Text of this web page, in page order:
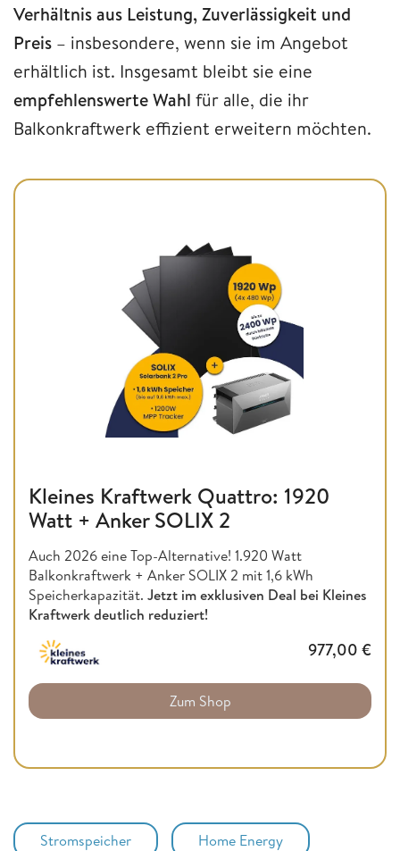
Verhältnis aus Leistung, Zuverlässigkeit und
Preis – insbesondere, wenn sie im Angebot
erhältlich ist. Insgesamt bleibt sie eine
empfehlenswerte Wahl für alle, die ihr
Balkonkraftwerk effizient erweitern möchten.
Kleines Kraftwerk Quattro: 1920
Watt + Anker SOLIX 2
Auch 2026 eine Top-Alternative! 1.920 Watt
Balkonkraftwerk + Anker SOLIX 2 mit 1,6 kWh
Speicherkapazität. Jetzt im exklusiven Deal bei Kleines
Kraftwerk deutlich reduziert!
977,00 €
Zum Shop
Stromspeicher Home Energy